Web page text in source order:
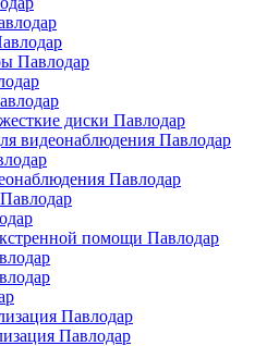
Павлодар
диски Павлодар
видеонаблюдения Павлодар
Павлодар
помощи Павлодар
Павлодар
Павлодар